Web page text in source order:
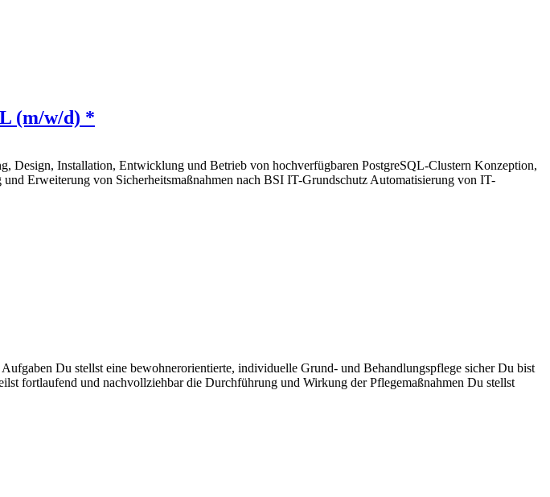
(m/w/d) *
Design, Installation, Entwicklung und Betrieb von hochverfügbaren PostgreSQL-Clustern Konzeption,
Erweiterung von Sicherheitsmaßnahmen nach BSI IT-Grundschutz Automatisierung von IT-
Du stellst eine bewohnerorientierte, individuelle Grund- und Behandlungspflege sicher Du bist
fortlaufend und nachvollziehbar die Durchführung und Wirkung der Pflegemaßnahmen Du stellst